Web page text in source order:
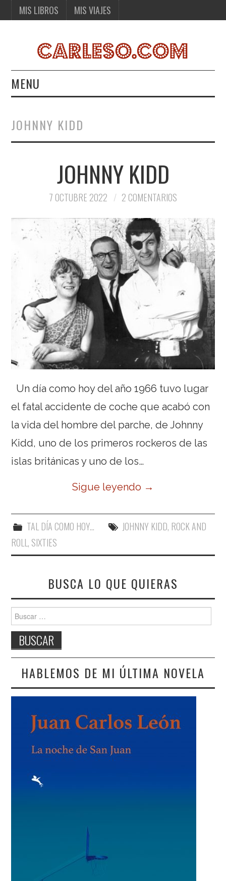
MIS LIBROS MIS VIAJES
MENU
MIS VIAJES
JOHNNY KIDD
JOHNNY KIDD
7 OCTUBRE 2022 2 COMENTARIOS
Un día como hoy del año 1966 tuvo lugar
el fatal accidente de coche que acabó con
la vida del hombre del parche, de Johnny
Kidd, uno de los primeros rockeros de las
islas británicas y uno de los…
Sigue leyendo →
TAL DÍA COMO HOY... JOHNNY KIDD, ROCK AND
ROLL, SIXTIES
BUSCA LO QUE QUIERAS
Buscar:
HABLEMOS DE MI ÚLTIMA NOVELA